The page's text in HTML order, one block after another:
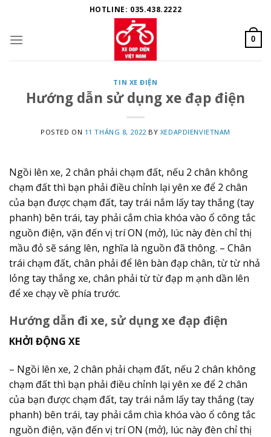
content
HOTLINE: 035.438.2222
0
TIN XE ĐIỆN
Hướng dẫn sử dụng xe đạp điện
POSTED ON 11 THÁNG 8, 2022 BY XEDAPDIENVIETNAM
Ngồi lên xe, 2 chân phải chạm đất, nếu 2 chân không
chạm đất thì bạn phải điều chỉnh lại yên xe để 2 chân
của bạn được chạm đất, tay trái nắm lấy tay thắng (tay
phanh) bên trái, tay phải cắm chìa khóa vào ổ công tắc
nguồn điện, vặn đến vị trí ON (mở), lúc này đèn chỉ thị
mầu đỏ sẽ sáng lên, nghĩa là nguồn đã thông. – Chân
trái chạm đất, chân phải để lên bàn đạp chân, từ từ nhả
lỏng tay thắng xe, chân phải từ từ đạp m ạnh dần lên
để xe chạy về phía trước.
Hướng dẫn đi xe, sử dụng xe đạp điện
KHỞI ĐỘNG XE
– Ngồi lên xe, 2 chân phải chạm đất, nếu 2 chân không
chạm đất thì bạn phải điều chỉnh lại yên xe để 2 chân
của bạn được chạm đất, tay trái nắm lấy tay thắng (tay
phanh) bên trái, tay phải cắm chìa khóa vào ổ công tắc
nguồn điện, vặn đến vị trí ON (mở), lúc này đèn chỉ thị